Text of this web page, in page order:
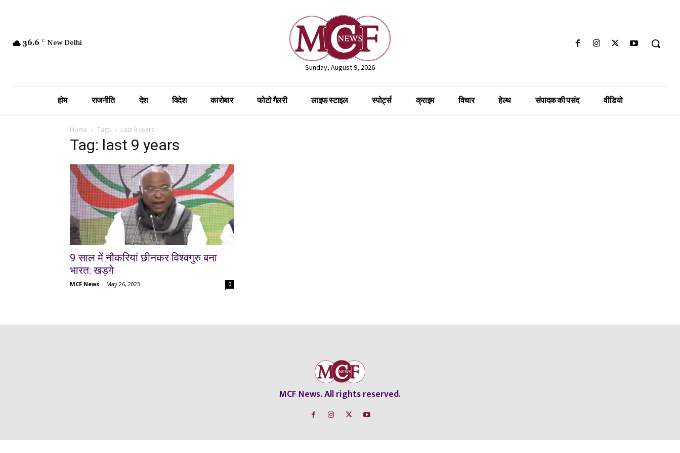
36.6 C New Delhi
Sunday, August 9, 2026
होम राजनीति देश विदेश कारोबार फोटो गैलरी लाइफ स्टाइल स्पोर्ट्स क्राइम विचार हेल्थ संपादक की पसंद वीडियो
Home Tags Last 9 years
Tag: last 9 years
9 साल में नौकरियां छीनकर विश्वगुरु बना
भारत: खड़गे
MCF News - May 26, 2023 0
MCF News. All rights reserved.